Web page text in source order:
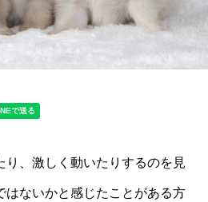
り、激しく動いたりするのを見
はないかと感じたことがある方